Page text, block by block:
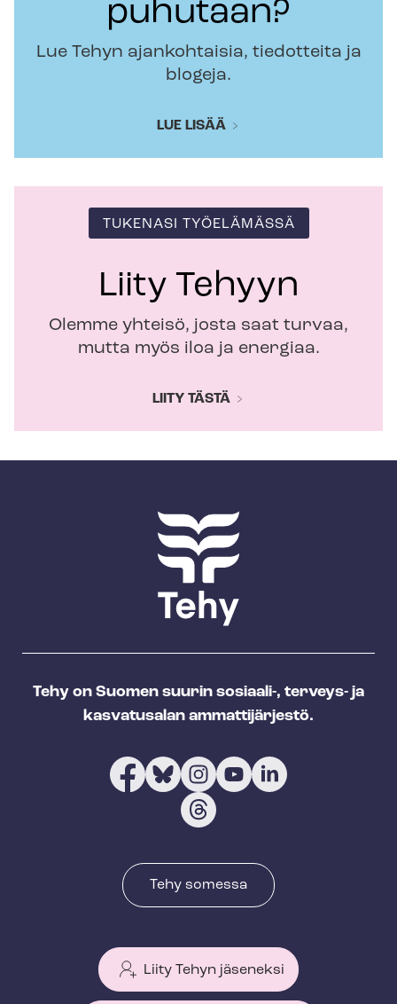
puhutaan?
Lue Tehyn ajankohtaisia, tiedotteita ja
blogeja.
LUE LISÄÄ
TUKENASI TYÖELÄMÄSSÄ
Liity Tehyyn
Olemme yhteisö, josta saat turvaa,
mutta myös iloa ja energiaa.
LIITY TÄSTÄ
Tehy on Suomen suurin sosiaali-, terveys- ja
kasvatusalan ammattijärjestö.
Tehy somessa
Liity Tehyn jäseneksi